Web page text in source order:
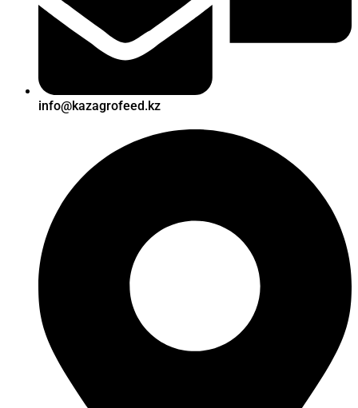
info@kazagrofeed.kz